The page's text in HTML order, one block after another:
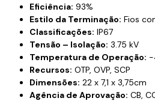
Eficiência: 93%
Estilo da Terminação: Fios
Classificações: IP67
Tensão – Isolação: 3.75 kV
Temperatura de Operação: -
Recursos: OTP, OVP, SCP
Dimensões: 22 x 7,1 x 3,75cm
Agência de Aprovação: CB,